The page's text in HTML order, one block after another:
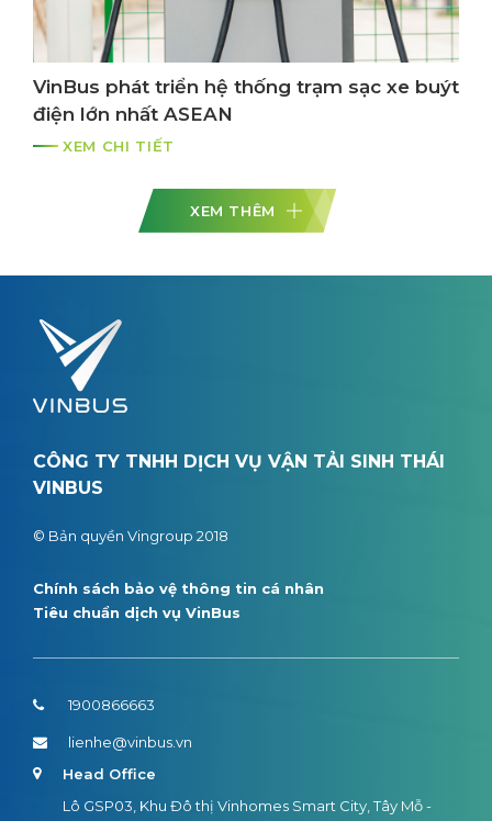
VinBus phát triển hệ thống trạm sạc xe buýt
điện lớn nhất ASEAN
XEM CHI TIẾT
XEM THÊM
CÔNG TY TNHH DỊCH VỤ VẬN TẢI SINH THÁI
VINBUS
© Bản quyền Vingroup 2018
Chính sách bảo vệ thông tin cá nhân
Tiêu chuẩn dịch vụ VinBus
1900866663
lienhe@vinbus.vn
Head Office
Lô GSP03, Khu Đô thị Vinhomes Smart City, Tây Mỗ -